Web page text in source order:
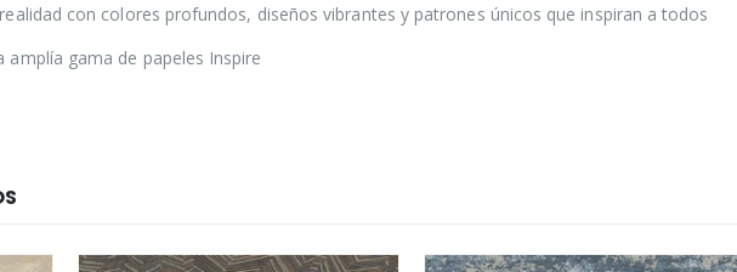
con colores profundos, diseños vibrantes y patrones únicos que inspiran a todos
gama de papeles Inspire